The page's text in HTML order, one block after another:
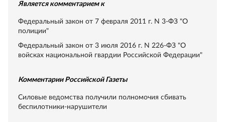
Является комментарием к
Федеральный закон от 7 февраля 2011 г. N 3-ФЗ "О
полиции"
Федеральный закон от 3 июля 2016 г. N 226-ФЗ "О
войсках национальной гвардии Российской Федерации"
Комментарии Российской Газеты
Силовые ведомства получили полномочия сбивать
беспилотники-нарушители